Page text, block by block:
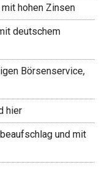
hohen Zinsen
deutschem
Börsenservice,
hier
und mit